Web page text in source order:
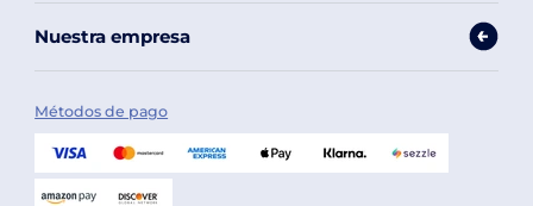
Nuestra empresa
Métodos de pago